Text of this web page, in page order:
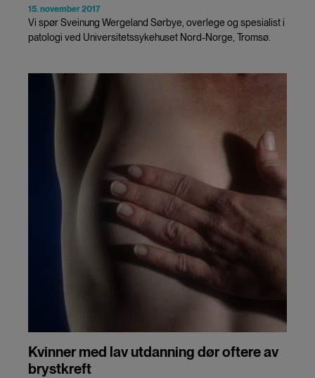
15. november 2017
Vi spør Sveinung Wergeland Sørbye, overlege og spesialist i
patologi ved Universitetssykehuset Nord-Norge, Tromsø.
Kvinner med lav utdanning dør oftere av
brystkreft